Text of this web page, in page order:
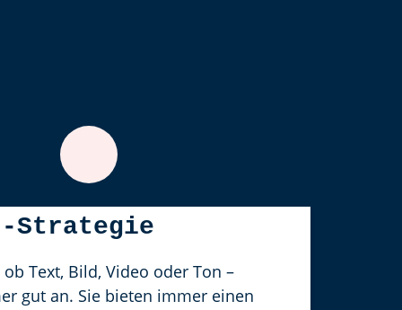
Strategie
Text, Bild, Video oder Ton –
gut an. Sie bieten immer einen